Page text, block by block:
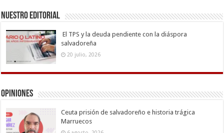
Nuestro Editorial
El TPS y la deuda pendiente con la diáspora
salvadoreña
20 julio, 2026
Opiniones
Ceuta prisión de salvadoreño e historia trágica
Marruecos